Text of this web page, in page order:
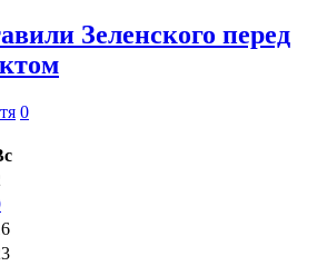
Зеленского перед
0